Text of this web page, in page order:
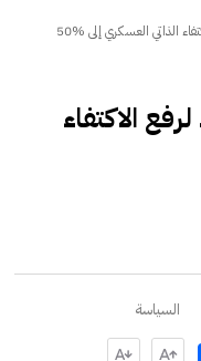
الذاتي العسكري إلى %50
الاكتفاء
السياسة